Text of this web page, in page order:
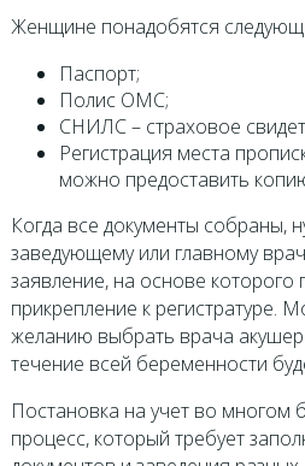
Женщине понадобятся
Паспорт;
Полис ОМС;
СНИЛС – страховое
Регистрация места
можно предоставить
Когда все документы собраны,
заведующему или главному
заявление, на основе которого
прикрепление к регистратуре.
желанию выбрать врача
течение всей беременности
Постановка на учет во многом
процесс, который требует